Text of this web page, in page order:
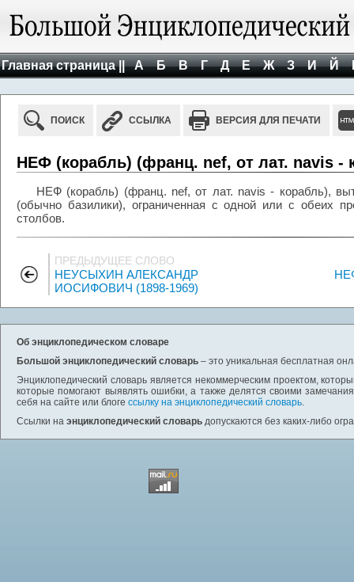
Главная страница || А Б В Г Д Е Ж З И Й
ПОИСК ССЫЛКА ВЕРСИЯ ДЛЯ ПЕЧАТИ
НЕФ (корабль) (франц. nef, от лат. navis -
НЕФ (корабль) (франц. nef, от лат. navis - корабль),
(обычно базилики), ограниченная с одной или с обеих
столбов.
ПРЕДЫДУЩЕЕ СЛОВО
НЕУСЫХИН АЛЕКСАНДР
ИОСИФОВИЧ (1898-1969)
Об энциклопедическом словаре
Большой энциклопедический словарь – это уникальная бесплатная
Энциклопедический словарь является некоммерческим проектом,
которые помогают выявлять ошибки, а также делятся своими
себя на сайте или блоге ссылку на энциклопедический словарь.
Ссылки на энциклопедический словарь допускаются без каких-либо